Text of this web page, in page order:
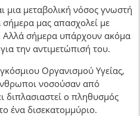
μια μεταβολική νόσος γνωστή
μας απασχολεί με
Αλλά σήμερα υπάρχουν ακόμα
την αντιμετώπισή του.
Οργανισμού Υγείας,
νοσούσαν από
διπλασιαστεί ο πληθυσμός
ένα δισεκατομμύριο.